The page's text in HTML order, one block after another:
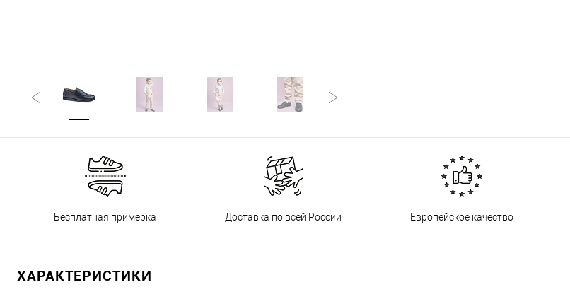
Бесплатная примерка Доставка по всей России Европейское качество
ХАРАКТЕРИСТИКИ